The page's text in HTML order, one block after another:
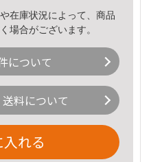
在庫状況によって、商品
場合がございます。
について
料について
れる